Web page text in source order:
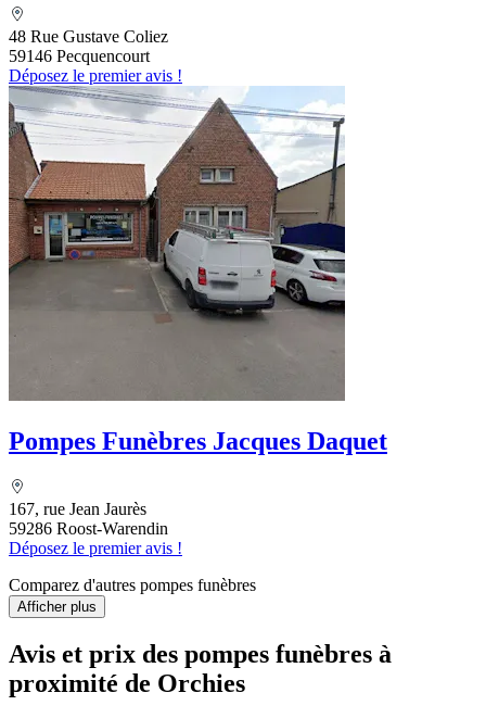
48 Rue Gustave Coliez
59146 Pecquencourt
Déposez le premier avis !
Pompes Funèbres Jacques Daquet
167, rue Jean Jaurès
59286 Roost-Warendin
Déposez le premier avis !
Comparez d'autres pompes funèbres
Afficher plus
Avis et prix des pompes funèbres à
proximité de Orchies